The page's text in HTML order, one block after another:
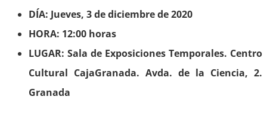
DÍA: Jueves, 3 de diciembre de 2020
HORA: 12:00 horas
LUGAR: Sala de Exposiciones Temporales. Centro
Cultural CajaGranada. Avda. de la Ciencia, 2.
Granada